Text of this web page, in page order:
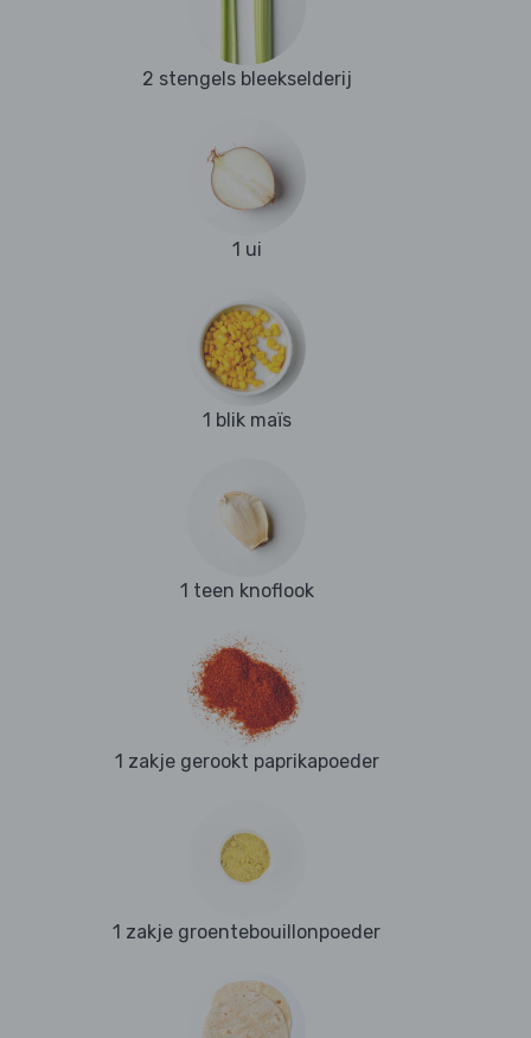
2 stengels bleekselderij
1 ui
1 blik maïs
1 teen knoflook
1 zakje gerookt paprikapoeder
1 zakje groentebouillonpoeder